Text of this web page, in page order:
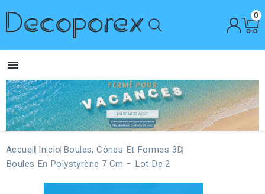
0

Accueil Inicio Boules, Cônes Et Formes 3D
Boules En Polystyrène 7 Cm – Lot De 2